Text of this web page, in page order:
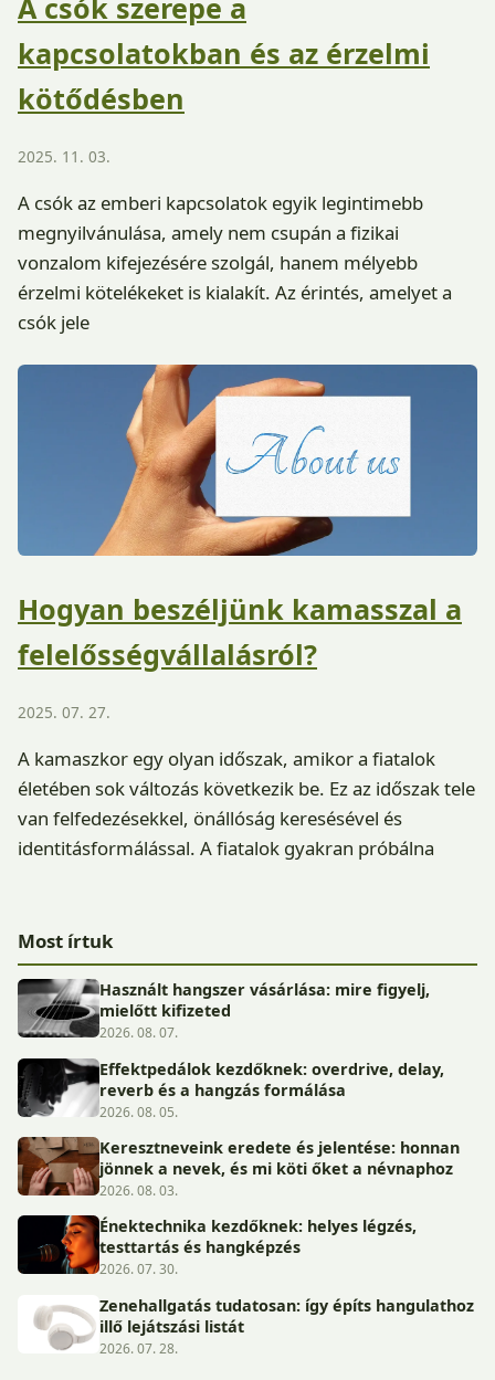
A csók szerepe a
kapcsolatokban és az érzelmi
kötődésben
2025. 11. 03.
A csók az emberi kapcsolatok egyik legintimebb
megnyilvánulása, amely nem csupán a fizikai
vonzalom kifejezésére szolgál, hanem mélyebb
érzelmi kötelékeket is kialakít. Az érintés, amelyet a
csók jele
Hogyan beszéljünk kamasszal a
felelősségvállalásról?
2025. 07. 27.
A kamaszkor egy olyan időszak, amikor a fiatalok
életében sok változás következik be. Ez az időszak tele
van felfedezésekkel, önállóság keresésével és
identitásformálással. A fiatalok gyakran próbálna
Most írtuk
Használt hangszer vásárlása: mire figyelj,
mielőtt kifizeted
2026. 08. 07.
Effektpedálok kezdőknek: overdrive, delay,
reverb és a hangzás formálása
2026. 08. 05.
Keresztneveink eredete és jelentése: honnan
jönnek a nevek, és mi köti őket a névnaphoz
2026. 08. 03.
Énektechnika kezdőknek: helyes légzés,
testtartás és hangképzés
2026. 07. 30.
Zenehallgatás tudatosan: így építs hangulathoz
illő lejátszási listát
2026. 07. 28.